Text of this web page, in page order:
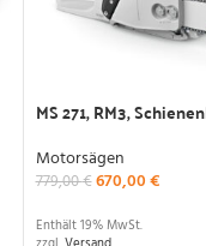
MS 271, RM3,
Motorsägen
779,00€670,00€
Enthält 19% MwSt.